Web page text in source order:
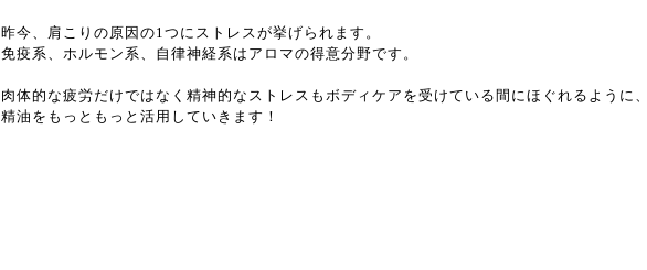
昨今、肩こりの原因の1つにストレスが挙げられます。
免疫系、ホルモン系、自律神経系はアロマの得意分野です。
肉体的な疲労だけではなく精神的なストレスもボディケアを受けている間にほぐれるように、
精油をもっともっと活用していきます！